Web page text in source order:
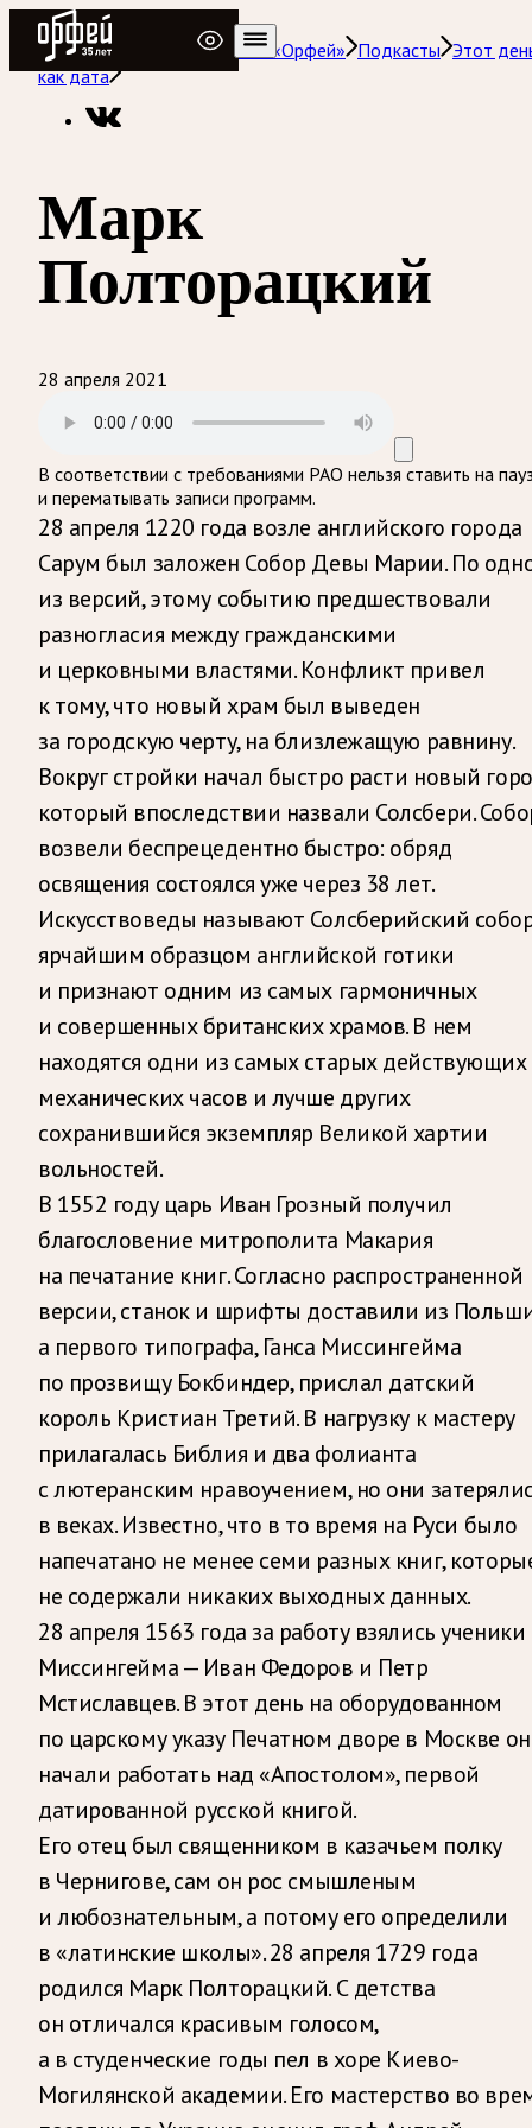
Радио Орфей
Радио классической музыки «Орфей» Подкасты Этот
как дата
Марк
Полторацкий
28 апреля 2021
В соответствии с требованиями РАО нельзя ставить на
и перематывать записи программ.
28 апреля 1220 года возле английского города
Сарум был заложен Собор Девы Марии. По
из версий, этому событию предшествовали
разногласия между гражданскими
и церковными властями. Конфликт привел
к тому, что новый храм был выведен
за городскую черту, на близлежащую равнину.
Вокруг стройки начал быстро расти новый
который впоследствии назвали Солсбери.
возвели беспрецедентно быстро: обряд
освящения состоялся уже через 38 лет.
Искусствоведы называют Солсберийский
ярчайшим образцом английской готики
и признают одним из самых гармоничных
и совершенных британских храмов. В нем
находятся одни из самых старых действующих
механических часов и лучше других
сохранившийся экземпляр Великой хартии
вольностей.
В 1552 году царь Иван Грозный получил
благословение митрополита Макария
на печатание книг. Согласно распространенной
версии, станок и шрифты доставили из
а первого типографа, Ганса Миссингейма
по прозвищу Бокбиндер, прислал датский
король Кристиан Третий. В нагрузку к мастеру
прилагалась Библия и два фолианта
с лютеранским нравоучением, но они
в веках. Известно, что в то время на Руси было
напечатано не менее семи разных книг,
не содержали никаких выходных данных.
28 апреля 1563 года за работу взялись ученики
Миссингейма — Иван Федоров и Петр
Мстиславцев. В этот день на оборудованном
по царскому указу Печатном дворе в Москве
начали работать над «Апостолом», первой
датированной русской книгой.
Его отец был священником в казачьем полку
в Чернигове, сам он рос смышленым
и любознательным, а потому его определили
в «латинские школы». 28 апреля 1729 года
родился Марк Полторацкий. С детства
он отличался красивым голосом,
а в студенческие годы пел в хоре Киево-
Могилянской академии. Его мастерство во